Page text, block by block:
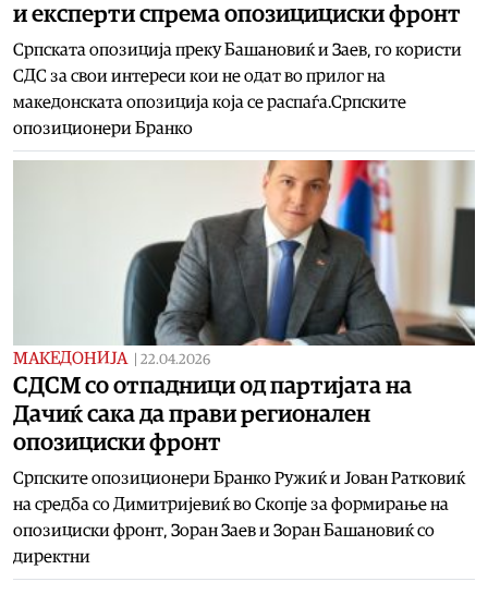
и експерти спрема опозицициски фронт
Српската опозиција преку Башановиќ и Заев, го користи
СДС за свои интереси кои не одат во прилог на
македонската опозиција која се распаѓа.Српските
опозиционери Бранко
МАКЕДОНИЈА 22.04.2026
СДСМ со отпадници од партијата на
Дачиќ сака да прави регионален
опозициски фронт
Српските опозиционери Бранко Ружиќ и Јован Ратковиќ
на средба со Димитријевиќ во Скопје за формирање на
опозициски фронт, Зоран Заев и Зоран Башановиќ со
директни